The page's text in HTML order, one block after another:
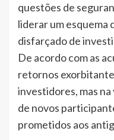
questões de
liderar um esquema
disfarçado de
De acordo com as
retornos
investidores, mas
de novos
prometidos aos